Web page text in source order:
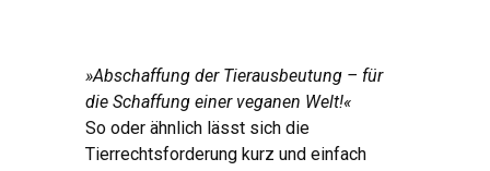
»Abschaffung der Tierausbeutung – für
die Schaffung einer veganen Welt!«
So oder ähnlich lässt sich die
Tierrechtsforderung kurz und einfach